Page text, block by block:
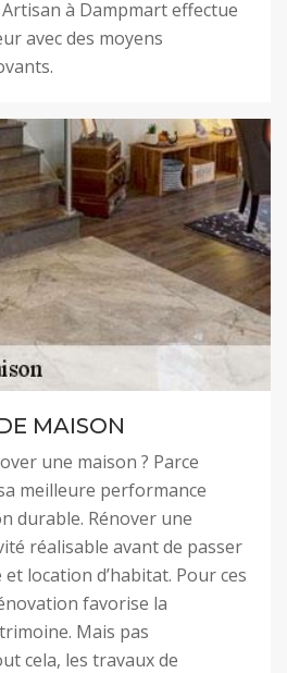
à Dampmart effectue
avec des moyens
MAISON
une maison ? Parce
meilleure performance
durable. Rénover une
réalisable avant de passer
location d’habitat. Pour ces
favorise la
Mais pas
cela, les travaux de